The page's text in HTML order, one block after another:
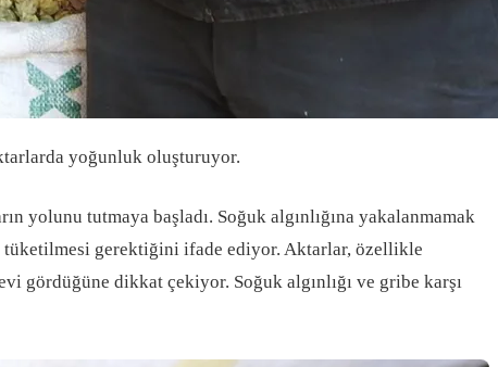
yoğunluk oluşturuyor.
yolunu tutmaya başladı. Soğuk algınlığına yakalanmamak
tüketilmesi gerektiğini ifade ediyor. Aktarlar, özellikle
gördüğüne dikkat çekiyor. Soğuk algınlığı ve gribe karşı